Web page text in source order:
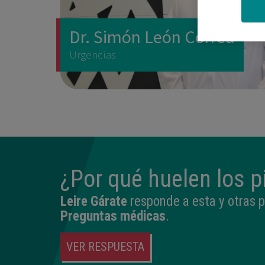
Dr. Simón León Correa
Urgencias
¿Por qué huelen los
Leire Gárate responde a esta y otras
Preguntas médicas.
VER RESPUESTA